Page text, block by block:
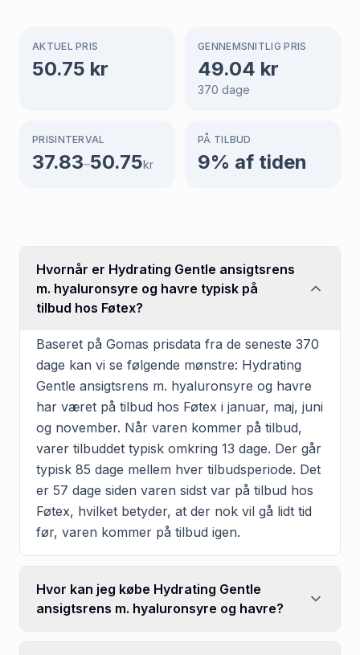
AKTUEL PRIS
50.75 kr
GENNEMSNITLIG PRIS
49.04 kr
370 dage
PRISINTERVAL
37.83–50.75kr
PÅ TILBUD
9% af tiden
Hvornår er Hydrating Gentle ansigtsrens
m. hyaluronsyre og havre typisk på
tilbud hos Føtex?
Baseret på Gomas prisdata fra de seneste 370
dage kan vi se følgende mønstre: Hydrating
Gentle ansigtsrens m. hyaluronsyre og havre
har været på tilbud hos Føtex i januar, maj, juni
og november. Når varen kommer på tilbud,
varer tilbuddet typisk omkring 13 dage. Der går
typisk 85 dage mellem hver tilbudsperiode. Det
er 57 dage siden varen sidst var på tilbud hos
Føtex, hvilket betyder, at der nok vil gå lidt tid
før, varen kommer på tilbud igen.
Hvor kan jeg købe Hydrating Gentle
ansigtsrens m. hyaluronsyre og havre?